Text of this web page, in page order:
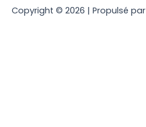
Copyright © 2026 | Propulsé par